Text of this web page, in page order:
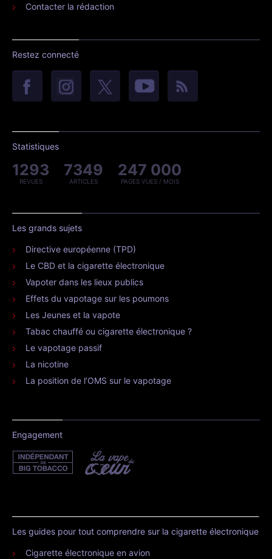
Contacter la rédaction
Restez connecté
Statistiques
1293
REVUES
7349
ARTICLES
247 000
PAGES VUES / MOIS
Les grands sujets
Directive européenne (TPD)
Le CBD et la cigarette électronique
Vapoter dans les lieux publics
Effets du vapotage sur les poumons
Les Jeunes et la vapote
Tabac chauffé ou cigarette électronique ?
Le vapotage passif
La nicotine
La position de l’OMS sur le vapotage
Engagement
Les guides pour tout comprendre sur la cigarette électronique
Cigarette électronique en avion